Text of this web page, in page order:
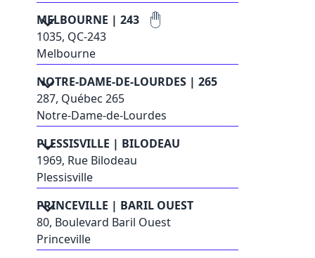
MELBOURNE | 243
1035, QC-243
Melbourne
NOTRE-DAME-DE-LOURDES | 265
287, Québec 265
Notre-Dame-de-Lourdes
PLESSISVILLE | BILODEAU
1969, Rue Bilodeau
Plessisville
PRINCEVILLE | BARIL OUEST
80, Boulevard Baril Ouest
Princeville